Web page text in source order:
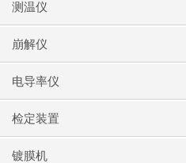
测温仪
崩解仪
电导率仪
检定装置
镀膜机